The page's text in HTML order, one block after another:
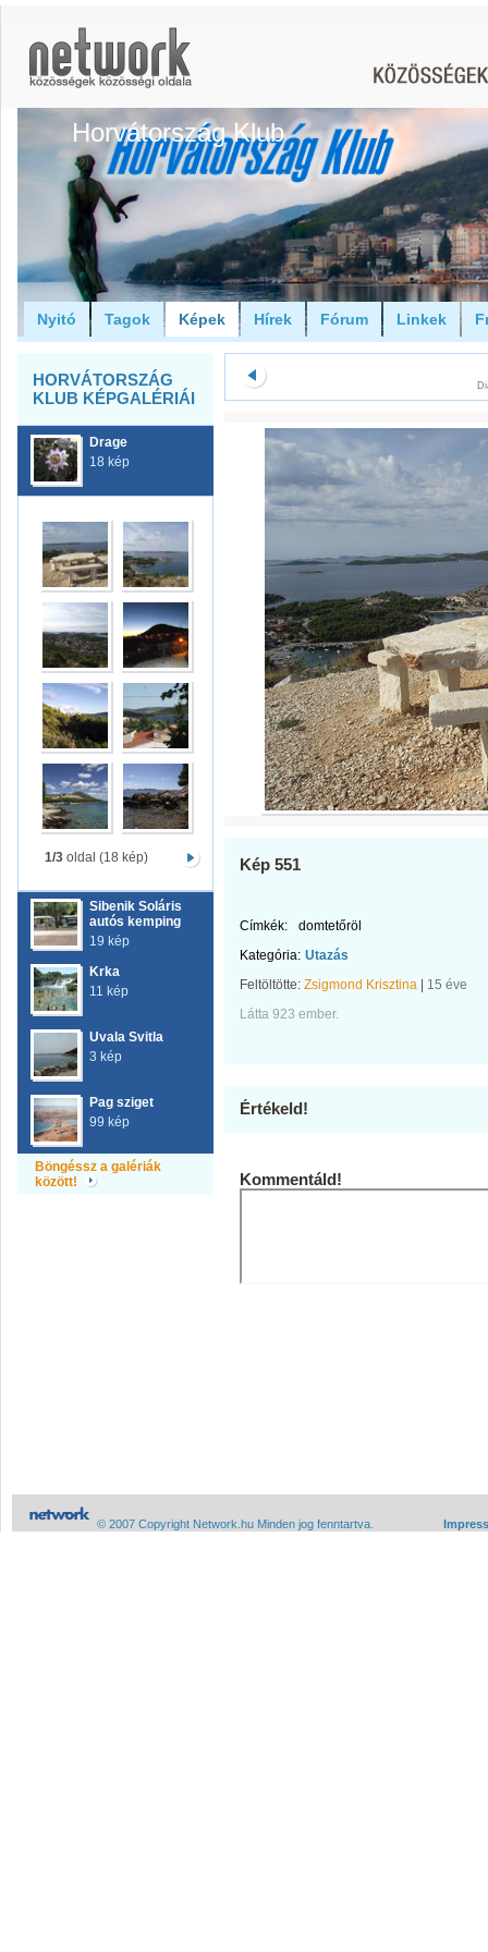
Horvátország Klub
Nyitó Tagok Képek Hírek Fórum Linkek
HORVÁTORSZÁG
KLUB KÉPGALÉRIÁI
Drage
18 kép
1/3oldal (18 kép)
Sibenik Soláris
autós kemping
19 kép
Krka
11 kép
Uvala Svitla
3 kép
Pag sziget
99 kép
Böngéssz a galériák
között!
Kép 551
Címkék:
domtetőröl
Kategória: Utazás
Feltöltötte: Zsigmond Krisztina
15 éve
Látta 923 ember.
Értékeld!
Kommentáld!
© 2007 Copyright Network.hu Minden jog fenntartva.